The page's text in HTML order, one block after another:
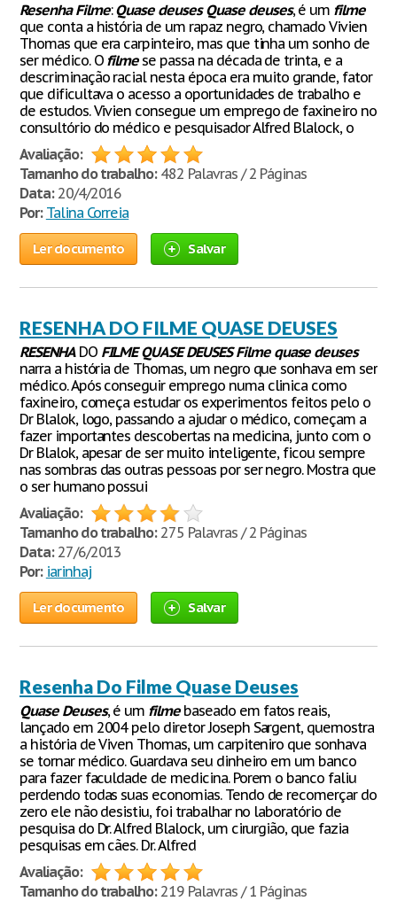
Resenha Filme:Quase deuses Quase deuses, é um filme
que conta a história de um rapaz negro, chamado Vivien
Thomas que era carpinteiro, mas que tinha um sonho de
ser médico. O filmese passa na década de trinta, e a
descriminação racial nesta época era muito grande, fator
que dificultava o acesso a oportunidades de trabalho e
de estudos. Vivien consegue um emprego de faxineiro no
consultório do médico e pesquisador Alfred Blalock, o
Avaliação:
Tamanho do trabalho:482 Palavras / 2 Páginas
Data:20/4/2016
Por: Talina Correia
Ler documento Salvar
RESENHA DO FILME QUASE DEUSES
RESENHADO FILME QUASE DEUSES Filme quase deuses
narra a história de Thomas, um negro que sonhava em ser
médico. Após conseguir emprego numa clinica como
faxineiro, começa estudar os experimentos feitos pelo o
Dr Blalok, logo, passando a ajudar o médico, começam a
fazer importantes descobertas na medicina, junto com o
Dr Blalok, apesar de ser muito inteligente, ficou sempre
nas sombras das outras pessoas por ser negro. Mostra que
o ser humano possui
Avaliação:
Tamanho do trabalho:275 Palavras / 2 Páginas
Data:27/6/2013
Por: iarinhaj
Ler documento Salvar
Resenha Do Filme Quase Deuses
Quase Deuses, é um filmebaseado em fatos reais,
lançado em 2004 pelo diretor Joseph Sargent, quemostra
a história de Viven Thomas, um carpiteniro que sonhava
se tornar médico. Guardava seu dinheiro em um banco
para fazer faculdade de medicina. Porem o banco faliu
perdendo todas suas economias. Tendo de recomerçar do
zero ele não desistiu, foi trabalhar no laboratório de
pesquisa do Dr. Alfred Blalock, um cirurgião, que fazia
pesquisas em cães. Dr. Alfred
Avaliação:
Tamanho do trabalho:219 Palavras / 1 Páginas